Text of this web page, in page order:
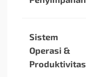
Sistem
Operasi &
Produktivitas